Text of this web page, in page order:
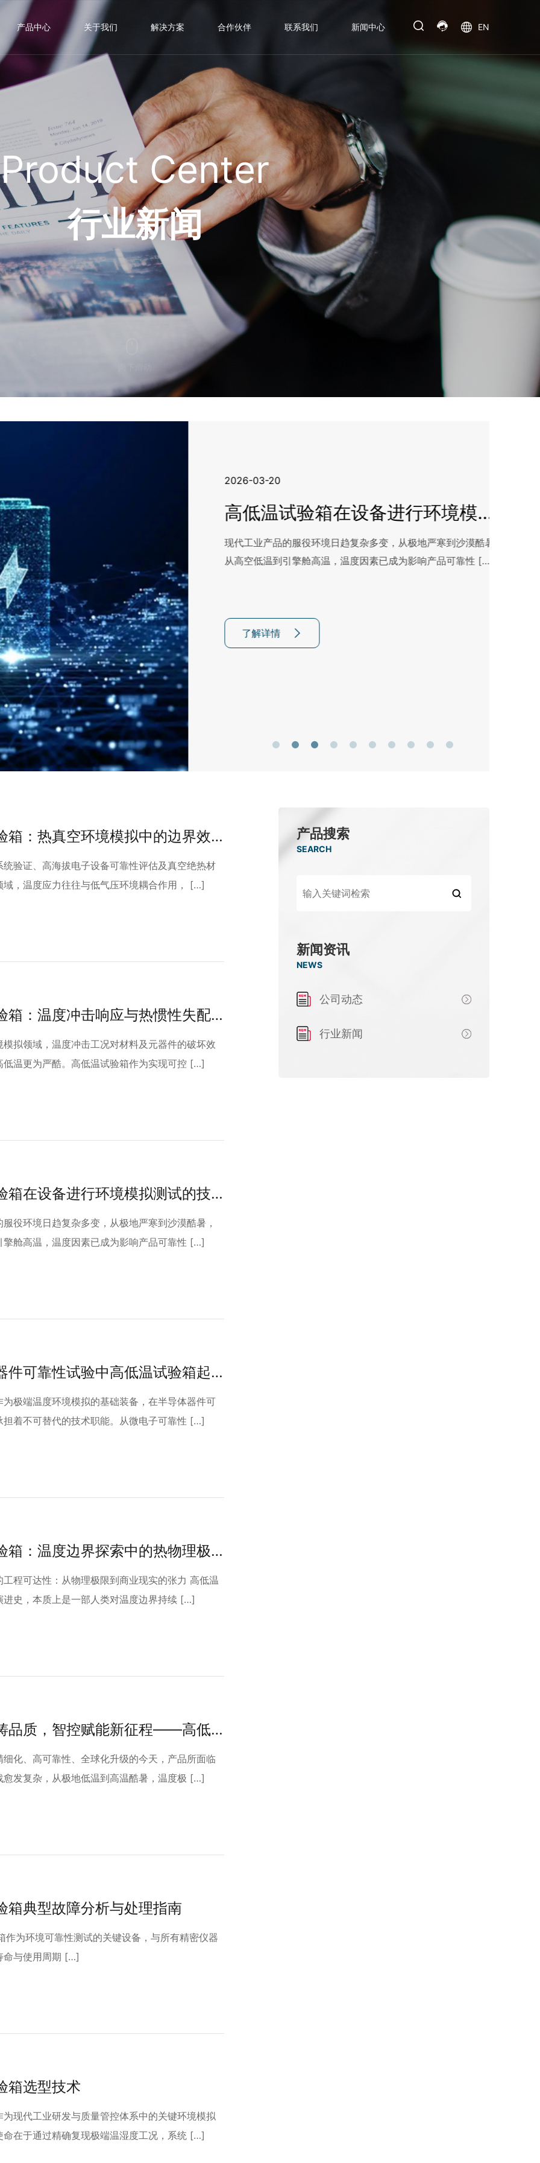
产品中心 关于我们 解决方案 合作伙伴 联系我们 新闻中心 EN
Product Center
行业新闻
2026-03-20
高低温试验箱在设备进行环境模拟测试的技术价值
现代工业产品的服役环境日趋复杂多变，从极地严寒到沙漠酷暑，
从高空低温到引擎舱高温，温度因素已成为影响产品可靠性 […]
高低温试验箱：热真空环境模拟中的边界效应与传热优化研究
验证、高海拔电子设备可靠性评估及真空绝热材
域，温度应力往往与低气压环境耦合作用， […]
高低温试验箱：温度冲击响应与热惯性失配效应研究平台
拟领域，温度冲击工况对材料及元器件的破坏效
低温更为严酷。高低温试验箱作为实现可控 […]
高低温试验箱在设备进行环境模拟测试的技术价值
役环境日趋复杂多变，从极地严寒到沙漠酷暑，
擎舱高温，温度因素已成为影响产品可靠性 […]
在半导体器件可靠性试验中高低温试验箱起到的关键技术作用
极端温度环境模拟的基础装备，在半导体器件可
担着不可替代的技术职能。从微电子可靠性 […]
高低温试验箱：温度边界探索中的热物理极限与工程妥协
程可达性：从物理极限到商业现实的张力 高低温
进史，本质上是一部人类对温度边界持续 […]
极境模拟铸品质，智控赋能新征程——高低温试验箱的技术革新与产业价值重构
化、高可靠性、全球化升级的今天，产品所面临
愈发复杂，从极地低温到高温酷暑，温度极 […]
箱典型故障分析与处理指南
为环境可靠性测试的关键设备，与所有精密仪器
命与使用周期 […]
箱选型技术
现代工业研发与质量管控体系中的关键环境模拟
命在于通过精确复现极端温湿度工况，系统 […]
产品搜索
SEARCH
新闻资讯
NEWS
公司动态
行业新闻